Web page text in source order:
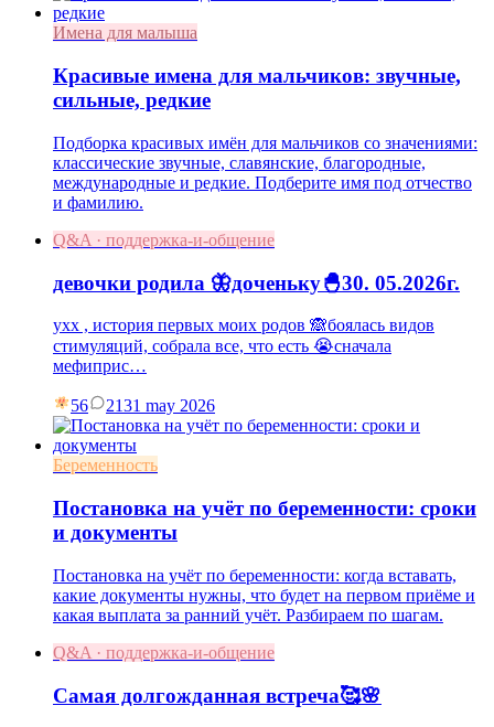
Имена для малыша
Красивые имена для мальчиков: звучные,
сильные, редкие
Подборка красивых имён для мальчиков со значениями:
классические звучные, славянские, благородные,
международные и редкие. Подберите имя под отчество
и фамилию.
Q&A · поддержка-и-общение
девочки родила 🦋доченьку🐣30. 05.2026г.
ухх , история первых моих родов 🙈боялась видов
стимуляций, собрала все, что есть 😭сначала
мефиприс…
56 2131 may 2026
Беременность
Постановка на учёт по беременности: сроки
и документы
Постановка на учёт по беременности: когда вставать,
какие документы нужны, что будет на первом приёме и
какая выплата за ранний учёт. Разбираем по шагам.
Q&A · поддержка-и-общение
Самая долгожданная встреча🥰🌸